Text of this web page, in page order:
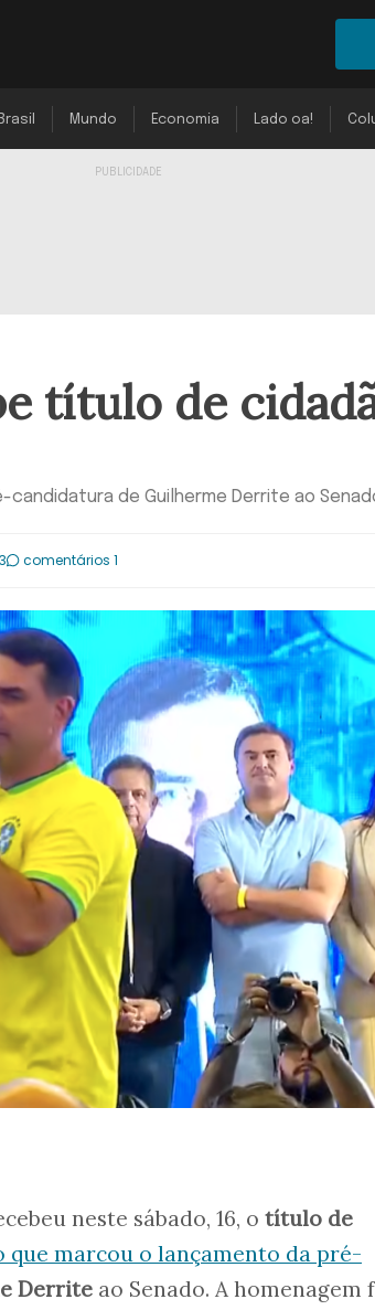
Brasil Mundo Economia Lado oa!
título de
de Guilherme Derrite ao
comentários 1
neste sábado, 16, o título de
que marcou o lançamento da pré-
Derrite ao Senado. A homenagem